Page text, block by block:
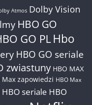
Atmos Dolby Vision
HBO GO
GO PL Hbo
HBO GO seriale
zwiastuny HBO MAX
Max zapowiedzi HBO Max
HBO seriale HBO